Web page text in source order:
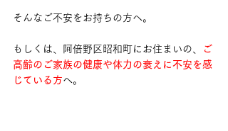
そんなご不安をお持ちの方へ。
もしくは、阿倍野区昭和町にお住まいの、
ご
高齢のご家族の健康や体力の衰えに不安を感
じている方へ。